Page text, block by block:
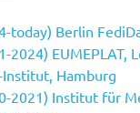
today) Berlin
2024) EUMEPLAT,
Hamburg
2021) Institut für